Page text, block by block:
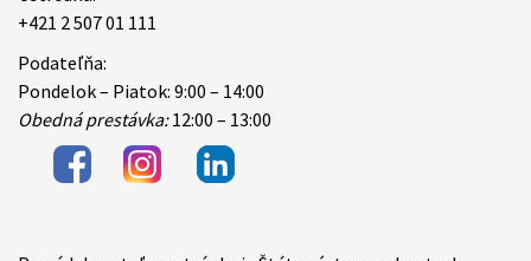
+421 2 507 01 111
Podateľňa:
Pondelok – Piatok: 9:00 – 14:00
Obedná prestávka:12:00 – 13:00